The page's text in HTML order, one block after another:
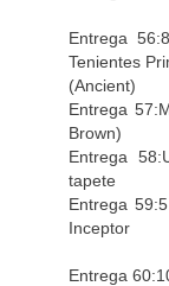
Entrega
Tenientes
(Ancient)
Entrega
Brown)
Entrega
tapete
Entrega
Inceptor
Entrega